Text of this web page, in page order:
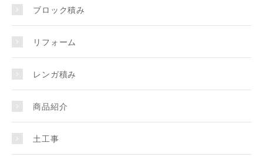
ブロック積み
リフォーム
レンガ積み
商品紹介
土工事